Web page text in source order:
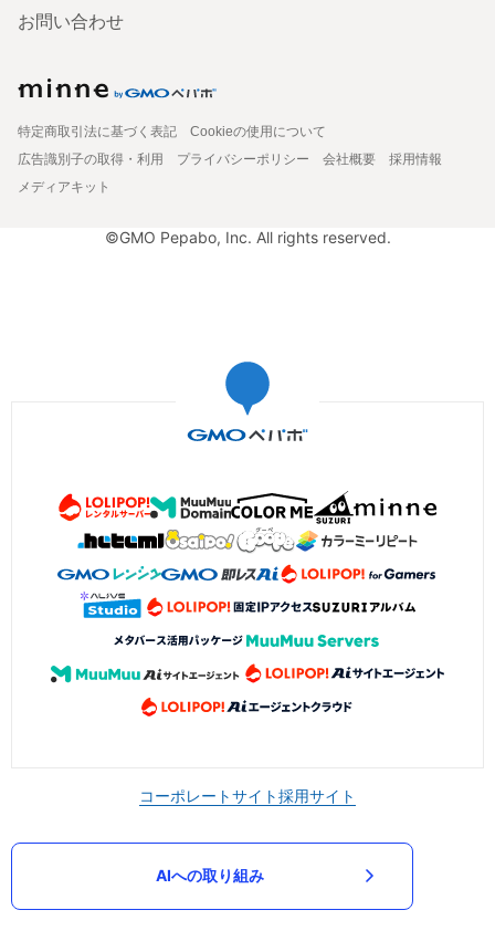
お問い合わせ
特定商取引法に基づく表記
Cookieの使用について
広告識別子の取得・利用
プライバシーポリシー 会社概要
採用情報
メディアキット
©GMO Pepabo, Inc. All rights reserved.
コーポレートサイト採用サイト
AIへの取り組み